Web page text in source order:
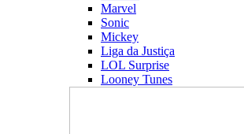
Marvel
Sonic
Mickey
Liga da Justiça
LOL Surprise
Looney Tunes